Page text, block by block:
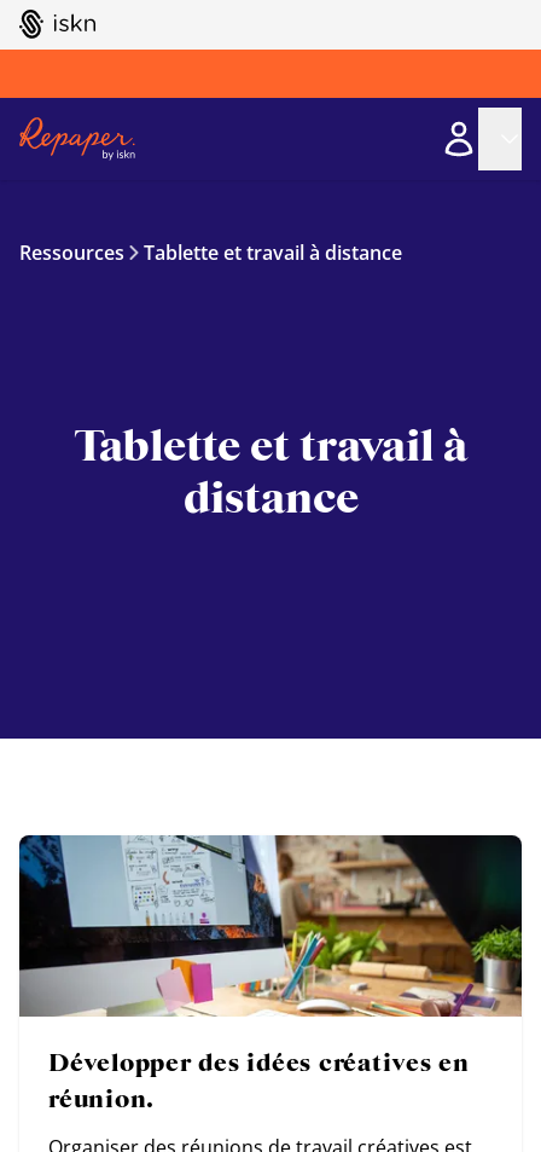
GO TO ISKN HOME
Ressources Tablette et travail à distance
Tablette et travail à
distance
Développer des idées créatives en
réunion.